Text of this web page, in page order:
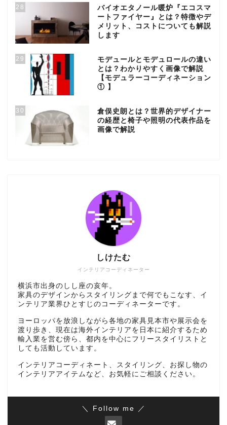
28
バイオエタノール暖炉『エコスマ
ートファイヤー』とは？特徴やデ
メリット、コストについても解説
します
29
モデュールとモデュロールの違い
とは？わかりやすく画像で解説
【モデュラーコーディネーション
① 】
30
倉俣史朗とは？世界的デザイナー
の経歴と椅子や照明の代表作品を
画像で解説
インテリアコーディネーター
しけたむ
横浜市出身のしし座の亥年。
家具のデザインからスタイリングまで何でもこなす、イ
ンテリア業界ひとすじのコーディネーターです。
ヨーロッパを放浪しながら各地の家具見本市や展示会を
渡り歩き、現在は海外インテリアを日本に紹介するため
輸入業を営む傍ら、都内を中心にフリースタイリストと
しても活動しています。
インテリアコーディネート、スタイリング、お探し物の
インテリアアイテムなど、お気軽にご相談ください。
＼ Follow me ／